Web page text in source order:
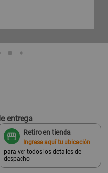
entrega
Retiro en tienda
Ingresa aquí tu ubicación
para ver todos los detalles de
despacho